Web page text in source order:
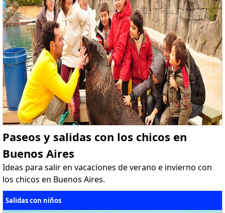
Paseos y salidas con los chicos en
Buenos Aires
Ideas para salir en vacaciones de verano e invierno con
los chicos en Buenos Aires.
Salidas con niños